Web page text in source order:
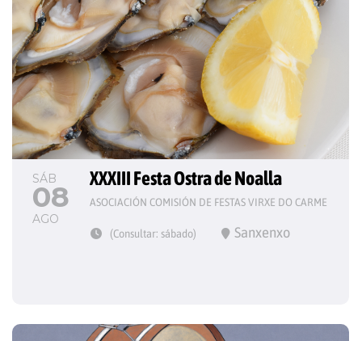
SÁB
08
AGO
XXXIII Festa Ostra de Noalla
ASOCIACIÓN COMISIÓN DE FESTAS VIRXE DO CARME
(Consultar: sábado) Sanxenxo